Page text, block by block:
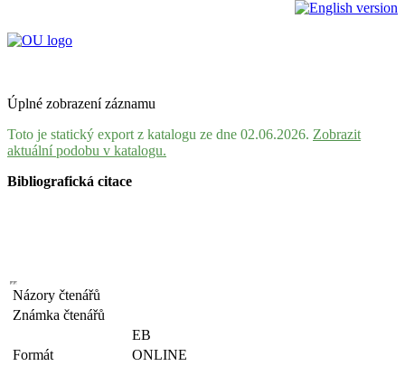
Úplné zobrazení záznamu
Toto je statický export z katalogu ze dne 02.06.2026. Zobrazit
aktuální podobu v katalogu.
Bibliografická citace
Názory čtenářů
Známka čtenářů
EB
Formát
ONLINE